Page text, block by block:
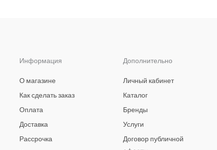
Информация
О магазине
Как сделать заказ
Оплата
Доставка
Рассрочка
Дополнительно
Личный кабинет
Каталог
Бренды
Услуги
Договор публичной